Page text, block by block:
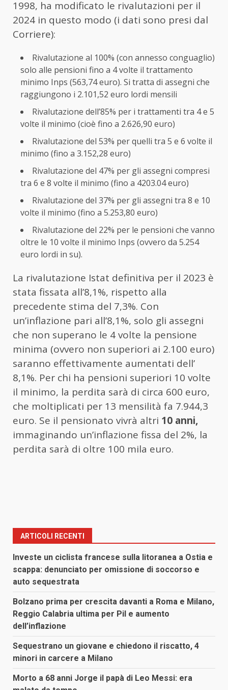
1998, ha modificato le rivalutazioni per il
2024 in questo modo (i dati sono presi dal
Corriere):
Rivalutazione al 100% (con annesso conguaglio)
solo alle pensioni fino a 4 volte il trattamento
minimo Inps (563,74 euro). Si tratta di assegni che
raggiungono i 2.101,52 euro lordi mensili
Rivalutazione dell’85% per i trattamenti tra 4 e 5
volte il minimo (cioè fino a 2.626,90 euro)
Rivalutazione del 53% per quelli tra 5 e 6 volte il
minimo (fino a 3.152,28 euro)
Rivalutazione del 47% per gli assegni compresi
tra 6 e 8 volte il minimo (fino a 4203.04 euro)
Rivalutazione del 37% per gli assegni tra 8 e 10
volte il minimo (fino a 5.253,80 euro)
Rivalutazione del 22% per le pensioni che vanno
oltre le 10 volte il minimo Inps (ovvero da 5.254
euro lordi in su).
La rivalutazione Istat definitiva per il 2023 è
stata fissata all’8,1%, rispetto alla
precedente stima del 7,3%. Con
un’inflazione pari all’8,1%, solo gli assegni
che non superano le 4 volte la pensione
minima (ovvero non superiori ai 2.100 euro)
saranno effettivamente aumentati dell’
8,1%. Per chi ha pensioni superiori 10 volte
il minimo, la perdita sarà di circa 600 euro,
che moltiplicati per 13 mensilità fa 7.944,3
euro. Se il pensionato vivrà altri 10 anni,
immaginando un’inflazione fissa del 2%, la
perdita sarà di oltre 100 mila euro.
ARTICOLI RECENTI
Investe un ciclista francese sulla litoranea a Ostia e
scappa: denunciato per omissione di soccorso e
auto sequestrata
Bolzano prima per crescita davanti a Roma e Milano,
Reggio Calabria ultima per Pil e aumento
dell’inflazione
Sequestrano un giovane e chiedono il riscatto, 4
minori in carcere a Milano
Morto a 68 anni Jorge il papà di Leo Messi: era